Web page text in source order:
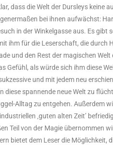
dass die Welt der Durs­leys
bei ihnen auf­wächst:
in der Win­kel­gas­se aus. Es
ihm für die Leser­schaft, die
und den Rest der magi­schen
Gefühl, als wür­de sich ihm die­se
und mit jedem neu
die­se span­nen­de neue Welt zu
All­tag zu ent­ge­hen. Außer­dem
‚guten alten Zeit’
Teil von der Magie über­nom­men
bie­tet dem Leser die Mög­lich­keit,